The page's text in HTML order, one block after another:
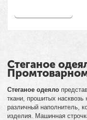
Стеганое
Стеганое одеяло
ткани, прошитых
различный наполнитель,
изделия. Машинная